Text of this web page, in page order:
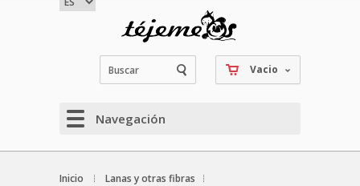
Vacio
Navegación
Inicio
Lanas y otras fibras